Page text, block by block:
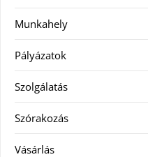
Munkahely
Pályázatok
Szolgálatás
Szórakozás
Vásárlás